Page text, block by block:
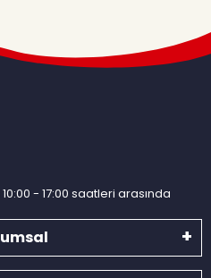
- 17:00 saatleri arasında